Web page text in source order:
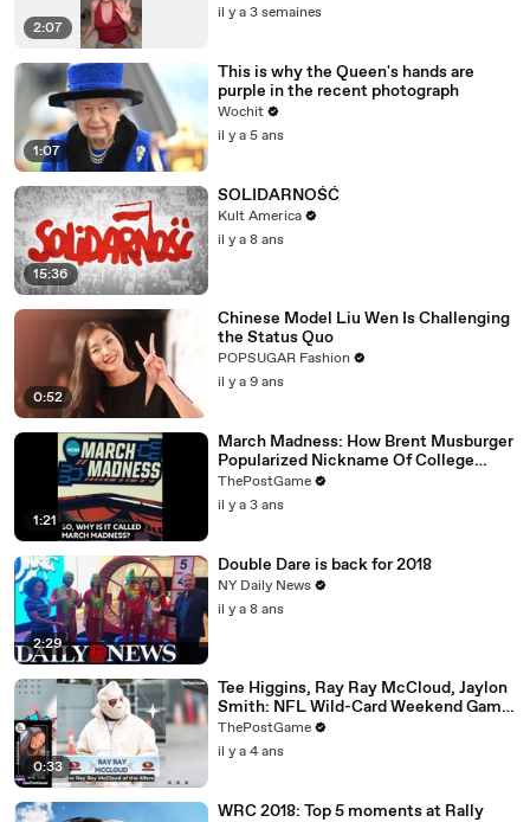
2:07
il y a 3 semaines
1:07
This is why the Queen's hands are
purple in the recent photograph
Wochit
il y a 5 ans
15:36
SOLIDARNOŚĆ
Kult America
il y a 8 ans
0:52
Chinese Model Liu Wen Is Challenging
the Status Quo
POPSUGAR Fashion
il y a 9 ans
1:21
March Madness: How Brent Musburger
Popularized Nickname Of College
Basketball's Signature Event
ThePostGame
il y a 3 ans
2:29
Double Dare is back for 2018
NY Daily News
il y a 8 ans
0:33
Tee Higgins, Ray Ray McCloud, Jaylon
Smith: NFL Wild-Card Weekend Game
Day Fashion Winners
ThePostGame
il y a 4 ans
WRC 2018: Top 5 moments at Rally